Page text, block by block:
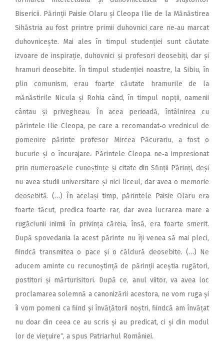
Bisericii. Părinții Paisie Olaru și Cleopa Ilie de la Mănăstirea
Sihăstria au fost printre primii duhovnici care ne‑au marcat
duhovnicește. Mai ales în timpul studenției sunt căutate
izvoare de inspirație, duhovnici și profesori deosebiți, dar și
hramuri deosebite. În timpul studenției noastre, la Sibiu, în
plin comunism, erau foarte căutate hramurile de la
mănăstirile Nicula și Rohia când, în timpul nopții, oamenii
cântau și privegheau. În acea perioadă, întâlnirea cu
părintele Ilie Cleopa, pe care a recomandat‑o vrednicul de
pomenire părinte profesor Mircea Păcurariu, a fost o
bucurie și o încurajare. Părintele Cleopa ne‑a impresionat
prin numeroasele cunoștințe și citate din Sfinții Părinți, deși
nu avea studii universitare și nici liceul, dar avea o memorie
deosebită. (…) În același timp, părintele Paisie Olaru era
foarte tăcut, predica foarte rar, dar avea lucrarea mare a
rugăciunii inimii în privința căreia, însă, era foarte smerit.
După spovedania la acest părinte nu îți venea să mai pleci,
fiindcă transmitea o pace și o căldură deosebite. (…) Ne
aducem aminte cu recunoștință de părinții aceștia rugători,
postitori și mărturisitori. După ce, anul viitor, va avea loc
proclamarea solemnă a canonizării acestora, ne vom ruga și
îi vom pomeni ca fiind și învățătorii noștri, fiindcă am învățat
nu doar din ceea ce au scris și au predicat, ci și din modul
lor de viețuire“, a spus Patriarhul României.